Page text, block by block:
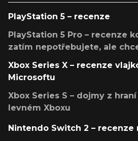
PlayStation 5 – recenze
PlayStation 5 Pro – recenze
zatím nepotřebujete, ale
Xbox Series X – recenze
Microsoftu
Xbox Series S – dojmy z
levném Xboxu
Nintendo Switch 2 – recenze